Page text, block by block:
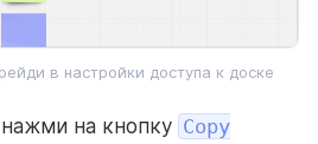
в настройки доступа к доске
нажми на кнопку Copy